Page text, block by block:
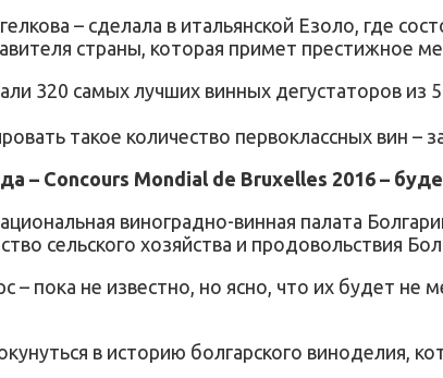
– сделала в итальянской Езоло, где
страны, которая примет престижное
320 самых лучших винных дегустаторов
такое количество первоклассных вин –
– Concours Mondial de Bruxelles 2016 –
виноградно-винная палата
сельского хозяйства и продовольствия
– пока не известно, но ясно, что их будет
в историю болгарского виноделия,